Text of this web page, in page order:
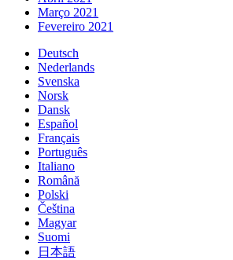
Março 2021
Fevereiro 2021
Deutsch
Nederlands
Svenska
Norsk
Dansk
Español
Français
Português
Italiano
Română
Polski
Čeština
Magyar
Suomi
日本語